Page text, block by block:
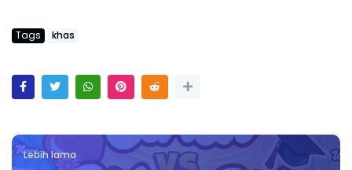
Tags khas
Lebih lama